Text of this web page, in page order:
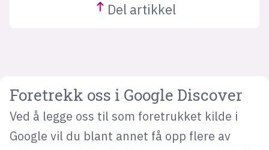
Del artikkel
Foretrekk oss i Google Discover
Ved å legge oss til som foretrukket kilde i
Google vil du blant annet få opp flere av